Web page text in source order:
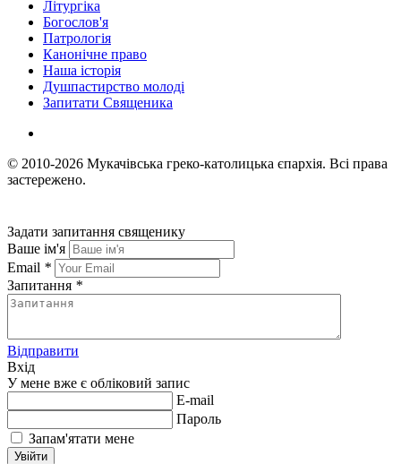
Літургіка
Богослов'я
Патрологія
Канонічне право
Наша історія
Душпастирство молоді
Запитати Священика
© 2010-2026 Мукачівська греко-католицька єпархія. Всі права
застережено.
Задати запитання священику
Ваше ім'я
Email *
Запитання *
Відправити
Вхід
У мене вже є обліковий запис
E-mail
Пароль
Запам'ятати мене
Увійти